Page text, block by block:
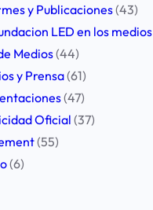
y Publicaciones(43)
LED en los medios
Medios(44)
y Prensa(61)
(47)
Oficial (37)
(55)
(6)